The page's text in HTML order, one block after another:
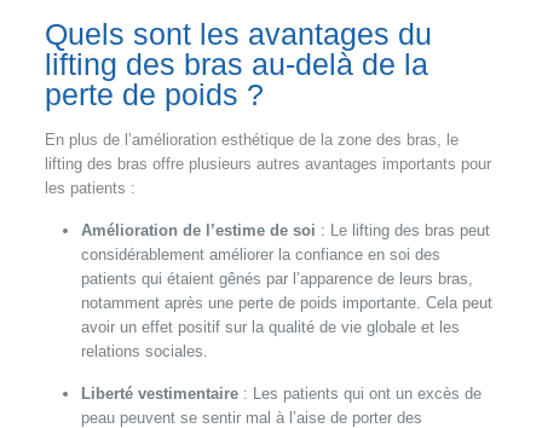
Quels sont les avantages du
lifting des bras au-delà de la
perte de poids ?
En plus de l’amélioration esthétique de la zone des bras, le
lifting des bras offre plusieurs autres avantages importants pour
les patients :
Amélioration de l’estime de soi : Le lifting des bras peut
considérablement améliorer la confiance en soi des
patients qui étaient gênés par l’apparence de leurs bras,
notamment après une perte de poids importante. Cela peut
avoir un effet positif sur la qualité de vie globale et les
relations sociales.
Liberté vestimentaire: Les patients qui ont un excès de
peau peuvent se sentir mal à l’aise de porter des